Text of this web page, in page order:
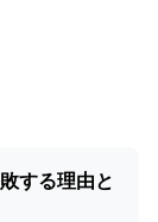
する理由と